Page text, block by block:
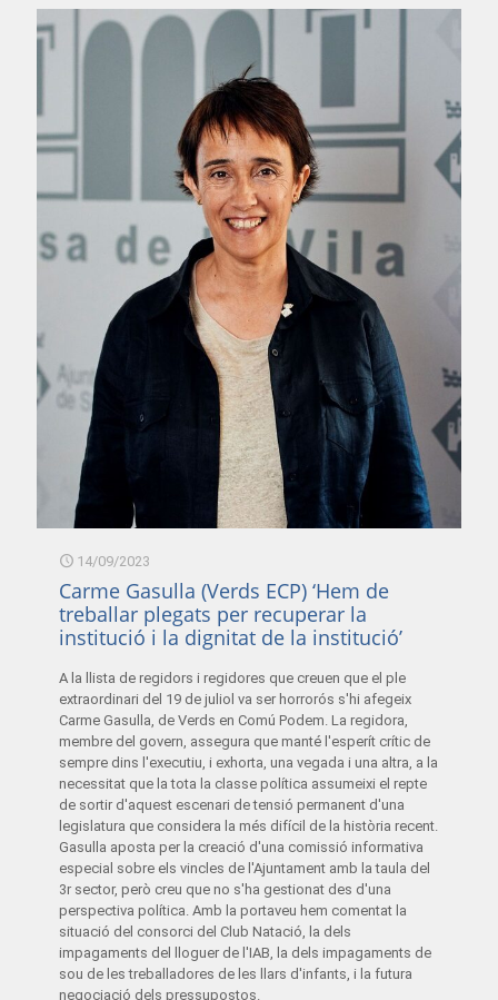
14/09/2023
Carme Gasulla (Verds ECP) ‘Hem de
treballar plegats per recuperar la
institució i la dignitat de la institució’
A la llista de regidors i regidores que creuen que el ple
extraordinari del 19 de juliol va ser horrorós s'hi afegeix
Carme Gasulla, de Verds en Comú Podem. La regidora,
membre del govern, assegura que manté l'esperít crític de
sempre dins l'executiu, i exhorta, una vegada i una altra, a la
necessitat que la tota la classe política assumeixi el repte
de sortir d'aquest escenari de tensió permanent d'una
legislatura que considera la més difícil de la història recent.
Gasulla aposta per la creació d'una comissió informativa
especial sobre els vincles de l'Ajuntament amb la taula del
3r sector, però creu que no s'ha gestionat des d'una
perspectiva política. Amb la portaveu hem comentat la
situació del consorci del Club Natació, la dels
impagaments del lloguer de l'IAB, la dels impagaments de
sou de les treballadores de les llars d'infants, i la futura
negociació dels pressupostos.